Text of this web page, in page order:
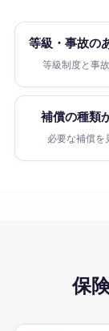
等級・事故の
等級制度と事
補償の種類
必要な補償を
保